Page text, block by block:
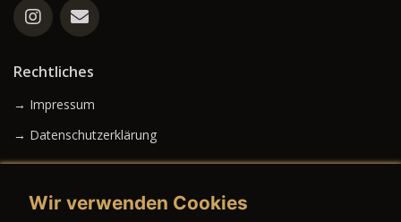
Rechtliches
→ Impressum
→ Datenschutzerklärung
Wir verwenden Cookies